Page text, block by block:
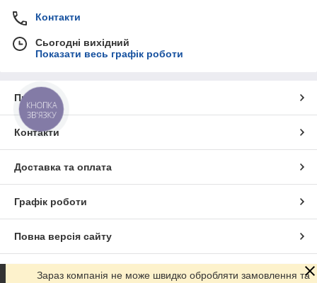
Контакти
Сьогодні вихідний
Показати весь графік роботи
Про нас
Контакти
Доставка та оплата
Графік роботи
Повна версія сайту
Сайт створено на маркетплейсіProm.ua
Зараз компанія не може швидко обробляти замовлення та
КНОПКА
ЗВ'ЯЗКУ